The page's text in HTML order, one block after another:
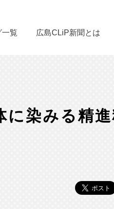
一覧 広島CLiP新聞とは
染みる精進